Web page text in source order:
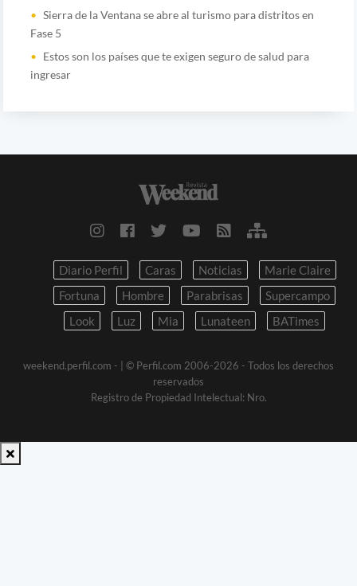
Sierra de la Ventana se abre al turismo para distritos en
Fase 5
Estos son los países que te exigen seguro de salud para
ingresar
Diario Perfil Caras Noticias
Marie Claire
Fortuna
Hombre Parabrisas
Supercampo
Look
Luz Mia Lunateen BATimes
weekend.perfil.com - | © Perfil.com 2006-2026 - Todos los derechos
reservados
Registro de Propiedad Intelectual: Nro.